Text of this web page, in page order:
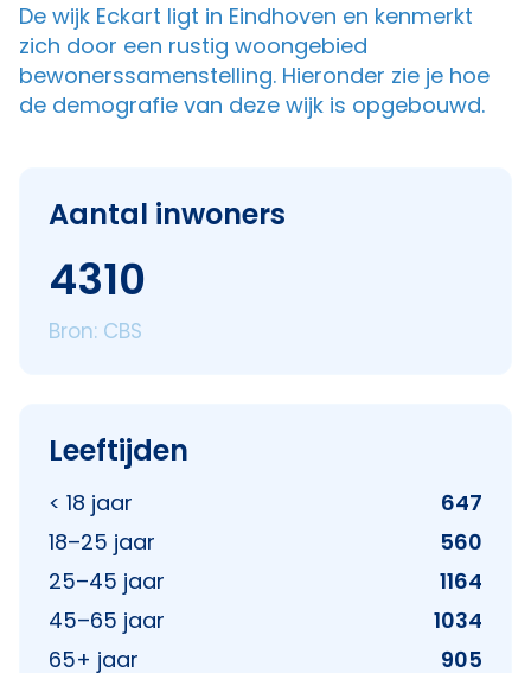
De wijk Eckart ligt in Eindhoven en kenmerkt
zich door een rustig woongebied
bewonerssamenstelling. Hieronder zie je hoe
de demografie van deze wijk is opgebouwd.
Aantal inwoners
4310
Bron: CBS
Leeftijden
< 18 jaar
647
18–25 jaar
560
25–45 jaar
1164
45–65 jaar
1034
65+ jaar
905